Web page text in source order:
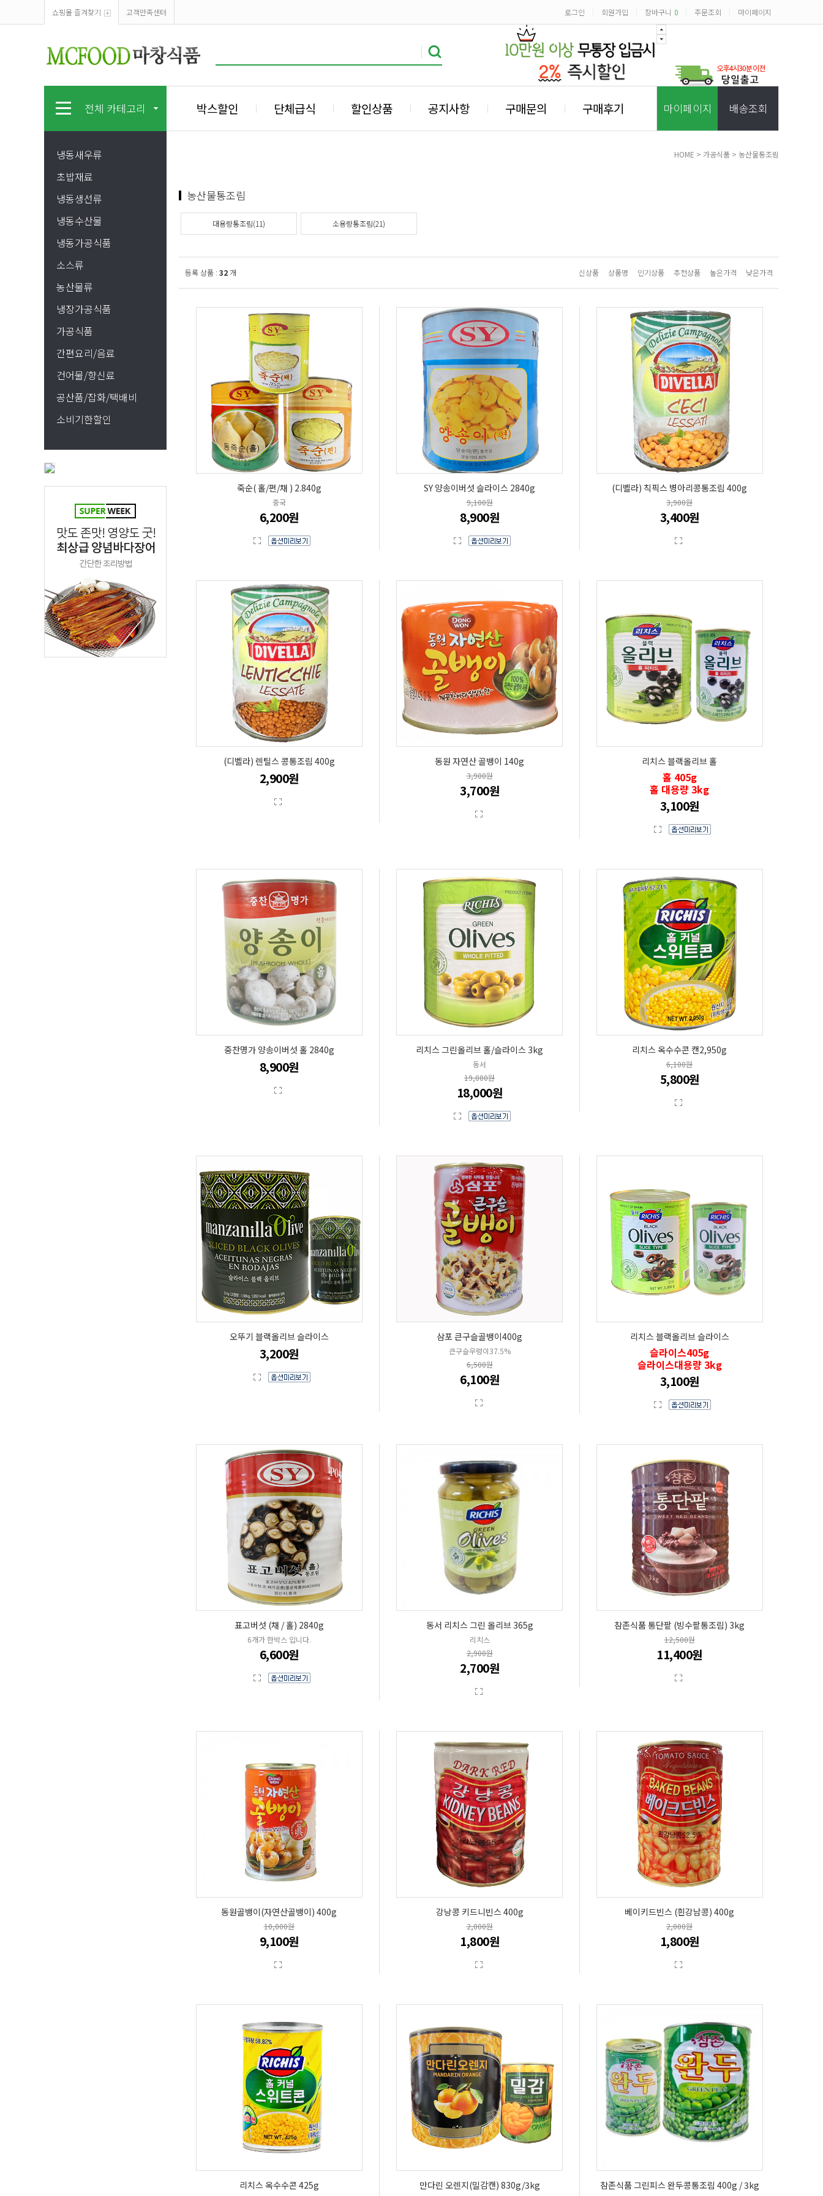
쇼핑몰 즐겨찾기 고객만족센터 로그인 회원가입 장바구니 0 주문조회 마이페이지
전체 카테고리 박스할인 단체급식 할인상품 공지사항 구매문의 구매후기 마이페이지 배송조회
냉동새우류
초밥재료
냉동생선류
냉동수산물
냉동가공식품
소스류
농산물류
냉장가공식품
가공식품
간편요리/음료
건어물/향신료
공산품/잡화/택배비
소비기한할인
HOME > 가공식품 > 농산물통조림
농산물통조림
대용량통조림(11) 소용량통조림(21)
등록 상품 : 32 개 신상품 상품명 인기상품 추천상품 높은가격 낮은가격
죽순( 홀/편/채 ) 2.840g
중국
6,200원
SY 양송이버섯 슬라이스 2840g
9,100원
8,900원
(디벨라) 칙픽스 병아리콩통조림 400g
3,900원
3,400원
(디벨라) 렌틸스 콩통조림 400g
2,900원
동원 자연산 골뱅이 140g
3,900원
3,700원
리치스 블랙올리브 홀
홀 405g
홀 대용량 3kg
3,100원
중찬명가 양송이버섯 홀 2840g
8,900원
리치스 그린올리브 홀/슬라이스 3kg
동서
19,000원
18,000원
리치스 옥수수콘 캔2,950g
6,100원
5,800원
오뚜기 블랙올리브 슬라이스
3,200원
삼포 큰구슬골뱅이400g
큰구슬우렁이37.5%
6,500원
6,100원
리치스 블랙올리브 슬라이스
슬라이스405g
슬라이스대용량 3kg
3,100원
표고버섯 (채 / 홀) 2840g
6개가 한박스 입니다.
6,600원
동서 리치스 그린 올리브 365g
리치스
2,900원
2,700원
참존식품 통단팥 (빙수팥통조림) 3kg
12,500원
11,400원
동원골뱅이(자연산골뱅이) 400g
10,000원
9,100원
강낭콩 키드니빈스 400g
2,000원
1,800원
베이키드빈스 (흰강남콩) 400g
2,000원
1,800원
리치스 옥수수콘 425g 만다린 오렌지(밀감캔) 830g/3kg 참존식품 그린피스 완두콩통조림 400g / 3kg